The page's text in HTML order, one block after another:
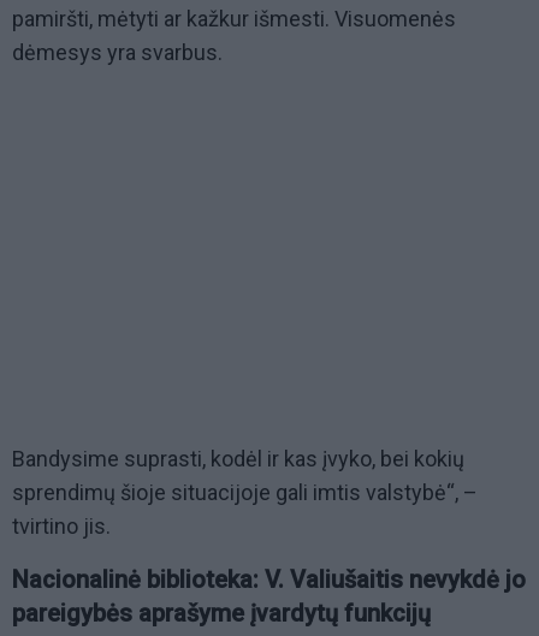
pamiršti, mėtyti ar kažkur išmesti. Visuomenės
dėmesys yra svarbus.
Bandysime suprasti, kodėl ir kas įvyko, bei kokių
sprendimų šioje situacijoje gali imtis valstybė“, –
tvirtino jis.
Nacionalinė biblioteka: V. Valiušaitis nevykdė jo
pareigybės aprašyme įvardytų funkcijų